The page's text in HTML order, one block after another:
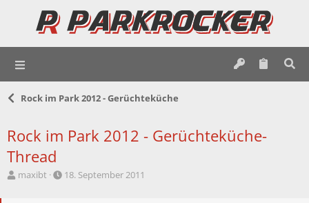
Rock im Park 2012 - Gerüchteküche
Rock im Park 2012 - Gerüchteküche-
Thread
E
maxibt
E18. September 2011